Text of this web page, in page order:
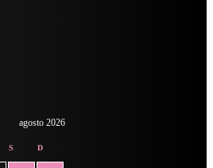
agosto 2026
S D